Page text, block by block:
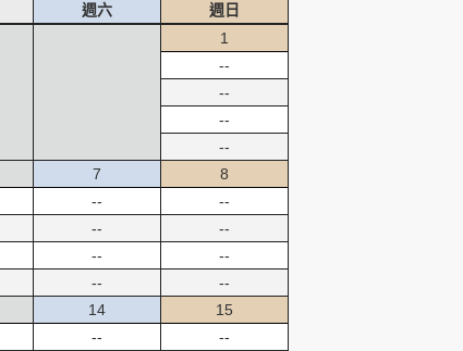
週六
週日
1
--
--
--
--
7
--
--
--
--
8
--
--
--
--
14
--
15
--